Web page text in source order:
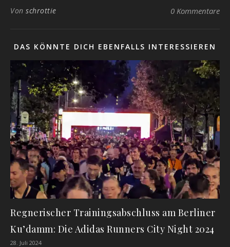
Von schrottie 0 Kommentare
DAS KÖNNTE DICH EBENFALLS INTERESSIEREN
Regnerischer Trainingsabschluss am Berliner
Ku’damm: Die Adidas Runners City Night 2024
28. Juli 2024